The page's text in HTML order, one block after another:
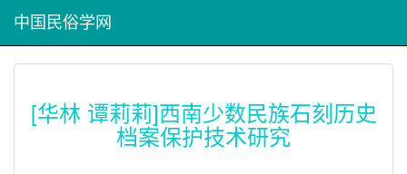
中国民俗学网
[华林 谭莉莉]西南少数民族石刻历史
档案保护技术研究